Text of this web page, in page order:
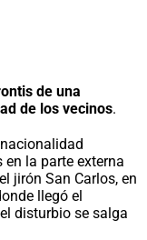
de una
de los vecinos.
la parte externa
jirón San Carlos, en
llegó el
disturbio se salga